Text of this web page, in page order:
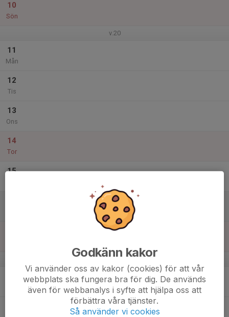
10
Sön
v.20
11
Mån
12
Tis
13
Ons
14
Tor
15
v.21
Godkänn kakor
Vi använder oss av kakor (cookies) för att vår
webbplats ska fungera bra för dig. De används
även för webbanalys i syfte att hjälpa oss att
förbättra våra tjänster.
Så använder vi cookies